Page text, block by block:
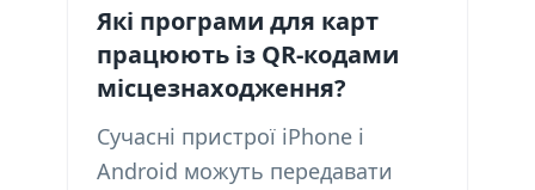
Які програми для карт
працюють із QR-кодами
місцезнаходження?
Сучасні пристрої iPhone і
Android можуть передавати